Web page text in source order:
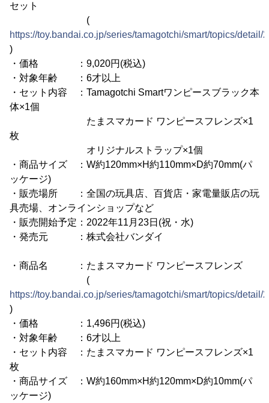
セット
(
https://toy.bandai.co.jp/series/tamagotchi/smart/topics/detail/
)
・価格 ：9,020円(税込)
・対象年齢 ：6才以上
・セット内容 ：Tamagotchi Smartワンピースブラック本
体×1個
たまスマカード ワンピースフレンズ×1
枚
オリジナルストラップ×1個
・商品サイズ ：W約120mm×H約110mm×D約70mm(パ
ッケージ)
・販売場所 ：全国の玩具店、百貨店・家電量販店の玩
具売場、オンラインショップなど
・販売開始予定：2022年11月23日(祝・水)
・発売元 ：株式会社バンダイ
・商品名 ：たまスマカード ワンピースフレンズ
(
https://toy.bandai.co.jp/series/tamagotchi/smart/topics/detail/
)
・価格 ：1,496円(税込)
・対象年齢 ：6才以上
・セット内容 ：たまスマカード ワンピースフレンズ×1
枚
・商品サイズ ：W約160mm×H約120mm×D約10mm(パ
ッケージ)